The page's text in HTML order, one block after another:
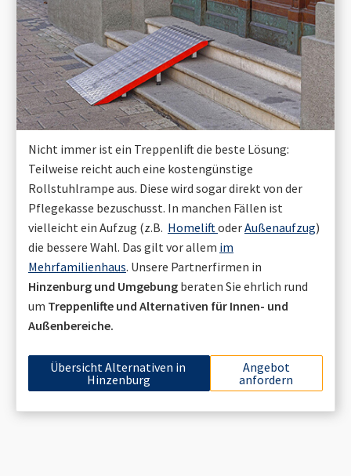
Nicht immer ist ein Treppenlift die beste Lösung:
Teilweise reicht auch eine kostengünstige
Rollstuhlrampe aus. Diese wird sogar direkt von der
Pflegekasse bezuschusst. In manchen Fällen ist
vielleicht ein Aufzug (z.B. HomeliftoderAußenaufzug)
die bessere Wahl. Das gilt vor allem im
Mehrfamilienhaus. Unsere Partnerfirmen in
Hinzenburg und Umgebung beraten Sie ehrlich rund
um Treppenlifte und Alternativen für Innen- und
Außenbereiche.
Übersicht Alternativen in
Hinzenburg
Angebot
anfordern